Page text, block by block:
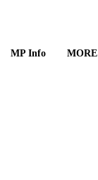
MP Info MORE